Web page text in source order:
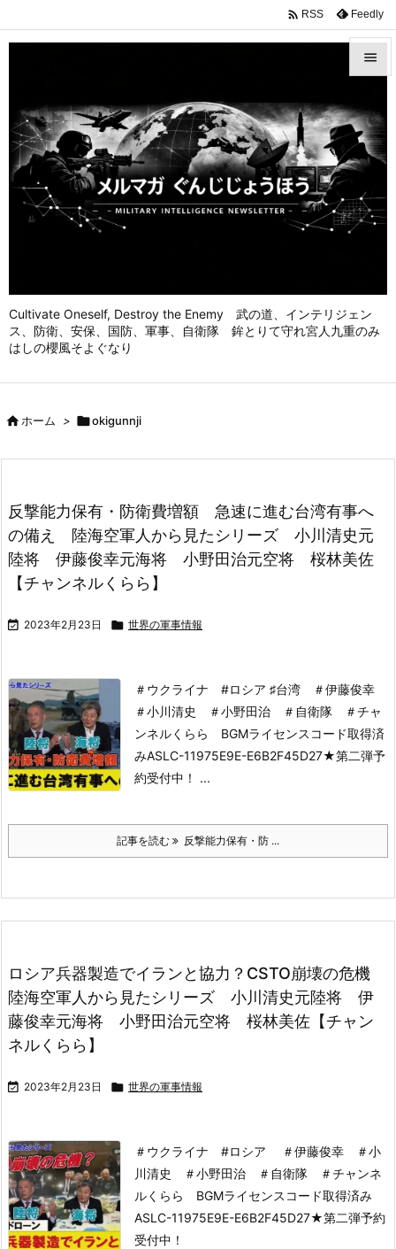
Cultivate Oneself, Destroy the Enemy 武の道、インテリジェン
ス、防衛、安保、国防、軍事、自衛隊 鉾とりて守れ宮人九重のみ
はしの櫻風そよぐなり

メニュ

前へ
次へ

 RSS Feedly
ホーム > okigunnji
反撃能力保有・防衛費増額 急速に進む台湾有事へ
の備え 陸海空軍人から見たシリーズ 小川清史元
陸将 伊藤俊幸元海将 小野田治元空将 桜林美佐
【チャンネルくらら】
 2023年2月23日  世界の軍事情報
＃ウクライナ #ロシア ♯台湾 ＃伊藤俊幸
＃小川清史 ＃小野田治 ＃自衛隊 ＃チャ
ンネルくらら BGMライセンスコード取得済
みASLC-11975E9E-E6B2F45D27★第二弾予
約受付中！ ...
記事を読む 反撃能力保有・防 ...
ロシア兵器製造でイランと協力？CSTO崩壊の危機
陸海空軍人から見たシリーズ 小川清史元陸将 伊
藤俊幸元海将 小野田治元空将 桜林美佐【チャン
ネルくらら】
 2023年2月23日  世界の軍事情報
＃ウクライナ #ロシア ＃伊藤俊幸 ＃小
川清史 ＃小野田治 ＃自衛隊 ＃チャンネ
ルくらら BGMライセンスコード取得済み
ASLC-11975E9E-E6B2F45D27★第二弾予約
受付中！